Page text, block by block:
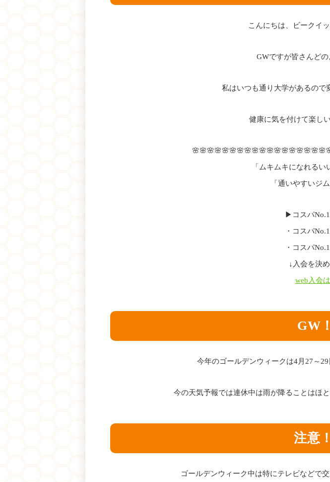
こんにちは、ビークイ
GWですが皆さんど
私はいつも通り大学があるので
健康に気を付けて楽し
「ムキムキになれるい
「通いやすいジ
▶コスパ
・コスパ
・コスパ
↓入会を決
web入会
GW
今年のゴールデンウィークは4月27～
今の天気予報では連休中は雨が降ることはほと
注意
ゴールデンウィーク中は特にテレビなどで